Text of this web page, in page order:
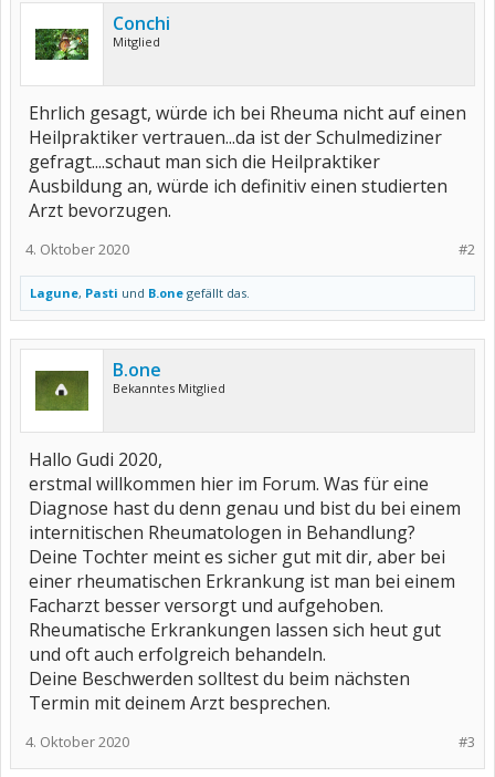
Conchi
Mitglied
Ehrlich gesagt, würde ich bei Rheuma nicht auf einen
Heilpraktiker vertrauen...da ist der Schulmediziner
gefragt....schaut man sich die Heilpraktiker
Ausbildung an, würde ich definitiv einen studierten
Arzt bevorzugen.
#2
4. Oktober 2020
Lagune, Pasti und B.one gefällt das.
B.one
Bekanntes Mitglied
Hallo Gudi 2020,
erstmal willkommen hier im Forum. Was für eine
Diagnose hast du denn genau und bist du bei einem
internitischen Rheumatologen in Behandlung?
Deine Tochter meint es sicher gut mit dir, aber bei
einer rheumatischen Erkrankung ist man bei einem
Facharzt besser versorgt und aufgehoben.
Rheumatische Erkrankungen lassen sich heut gut
und oft auch erfolgreich behandeln.
Deine Beschwerden solltest du beim nächsten
Termin mit deinem Arzt besprechen.
#3
4. Oktober 2020